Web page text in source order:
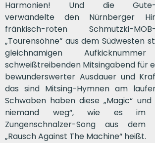
Harmonien! Und die Gute-
verwandelte den Nürnberger
fränkisch-roten Schmutzki-
„Tourensöhne“ aus dem Südwesten
gleichnamigen
schweißtreibenden Mitsingabend für
bewunderswerter Ausdauer und
das sind Mitsing-Hymnen am
Schwaben haben diese „Magic“
niemand weg“, wie es im
Zungenschnalzer-Song aus
„Rausch Against The Machine“ heißt.